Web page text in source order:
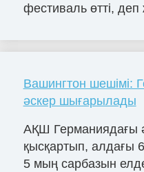
фестиваль өтті,
Вашингтон шешімі:
әскер шығарылады
АҚШ Германиядағы
қысқартып, алдағы
5 мың сарбазын